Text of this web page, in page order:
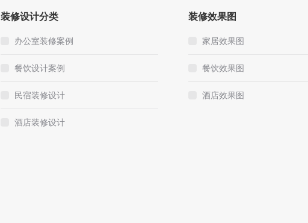
装修设计分类
办公室装修案例
餐饮设计案例
民宿装修设计
酒店装修设计
装修效果图
家居效果图
餐饮效果图
酒店效果图